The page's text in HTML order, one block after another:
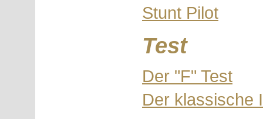
Stunt Pilot
Test
Der "F" Test
Der klassische